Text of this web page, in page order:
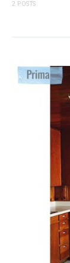
2 POSTS